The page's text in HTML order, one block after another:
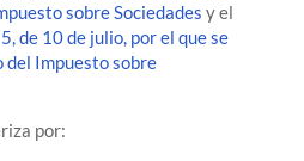
sobre Sociedades y el
de 10 de julio, por el que se
del Impuesto sobre
por: